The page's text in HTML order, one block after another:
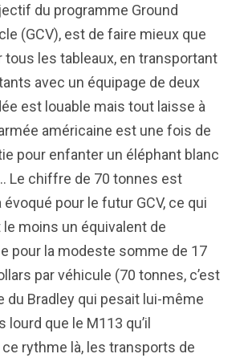
du programme Ground
(GCV), est de faire mieux que
tous les tableaux, en transportant
avec un équipage de deux
est louable mais tout laisse à
américaine est une fois de
pour enfanter un éléphant blanc
Le chiffre de 70 tonnes est
évoqué pour le futur GCV, ce qui
moins un équivalent de
pour la modeste somme de 17
par véhicule (70 tonnes, c’est
du Bradley qui pesait lui-même
que le M113 qu’il
rythme là, les transports de